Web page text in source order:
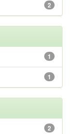
2
1
1
2